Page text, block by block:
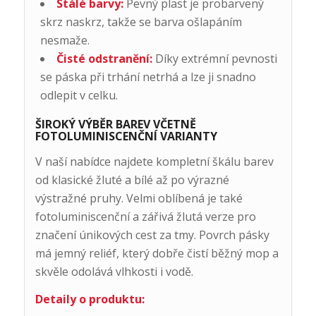
Stálé barvy:Pevný plast je probarvený
skrz naskrz, takže se barva ošlapáním
nesmaže.
Čisté odstranění:Díky extrémní pevnosti
se páska při trhání netrhá a lze ji snadno
odlepit v celku.
ŠIROKÝ VÝBĚR BAREV VČETNĚ
FOTOLUMINISCENČNÍ VARIANTY
V naší nabídce najdete kompletní škálu barev
od klasické žluté a bílé až po výrazné
výstražné pruhy. Velmi oblíbená je také
fotoluminiscenční a zářivá žlutá verze pro
značení únikových cest za tmy. Povrch pásky
má jemný reliéf, který dobře čistí běžný mop a
skvěle odolává vlhkosti i vodě.
Detaily o produktu: